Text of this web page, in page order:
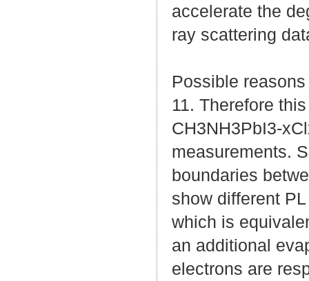
accelerate the
ray scattering
Possible
11. Therefore
CH3NH3PbI3-
measurements.
boundaries
show different
which is
an additional
electrons are